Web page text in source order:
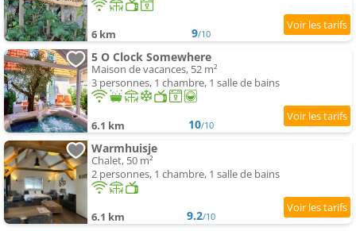
6 km 9/10
5 O Clock Somewhere
Maison de vacances, 52 m²
3 personnes, 1 chambre, 1 salle de bains
6.1 km 10/10
Warmhuisje
Chalet, 50 m²
2 personnes, 1 chambre, 1 salle de bains
6.1 km 9.2/10